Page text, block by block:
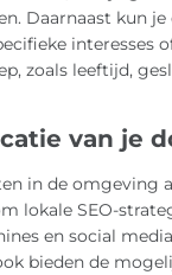
Daarnaast kun
interesses
zoals leeftijd,
van je
in de omgeving
lokale SEO-
en social
bieden de